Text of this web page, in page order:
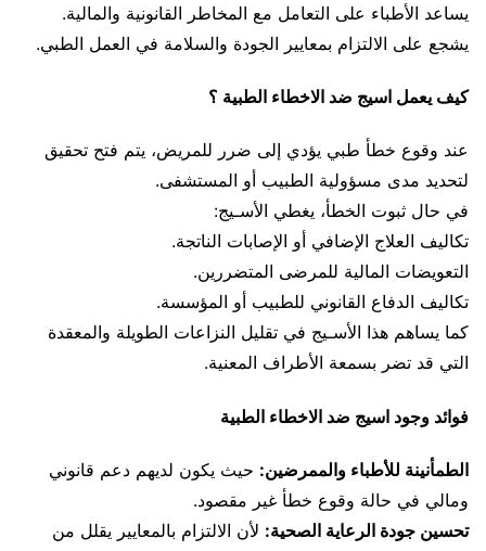
يساعد الأطباء على التعامل مع المخاطر القانونية والمالية.
يشجع على الالتزام بمعايير الجودة والسلامة في العمل الطبي.
كيف يعمل اسيج ضد الاخطاء الطبية ؟
عند وقوع خطأ طبي يؤدي إلى ضرر للمريض، يتم فتح تحقيق
لتحديد مدى مسؤولية الطبيب أو المستشفى.
في حال ثبوت الخطأ، يغطي الأسـيج:
تكاليف العلاج الإضافي أو الإصابات الناتجة.
التعويضات المالية للمرضى المتضررين.
تكاليف الدفاع القانوني للطبيب أو المؤسسة.
كما يساهم هذا الأسـيج في تقليل النزاعات الطويلة والمعقدة
التي قد تضر بسمعة الأطراف المعنية.
فوائد وجود اسيج ضد الاخطاء الطبية
الطمأنينة للأطباء والممرضين: حيث يكون لديهم دعم قانوني
ومالي في حالة وقوع خطأ غير مقصود.
تحسين جودة الرعاية الصحية: لأن الالتزام بالمعايير يقلل من